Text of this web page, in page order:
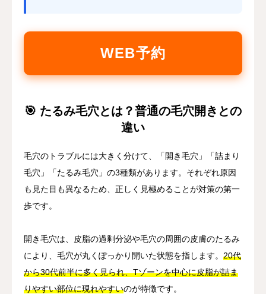
WEB予約
🎯 たるみ毛穴とは？普通の毛穴開きとの
違い
毛穴のトラブルには大きく分けて、「開き毛穴」「詰まり
毛穴」「たるみ毛穴」の3種類があります。それぞれ原因
も見た目も異なるため、正しく見極めることが対策の第一
歩です。
開き毛穴は、皮脂の過剰分泌や毛穴の周囲の皮膚のたるみ
により、毛穴が丸くぽっかり開いた状態を指します。 20代
から30代前半に多く見られ、Tゾーンを中心に皮脂が詰ま
りやすい部位に現れやすいのが特徴です。